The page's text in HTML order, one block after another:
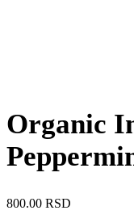
Organic
800.00 RSD